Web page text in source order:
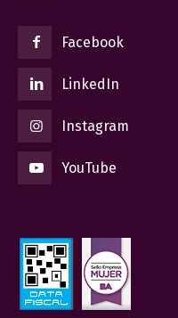
Facebook
LinkedIn
Instagram
YouTube